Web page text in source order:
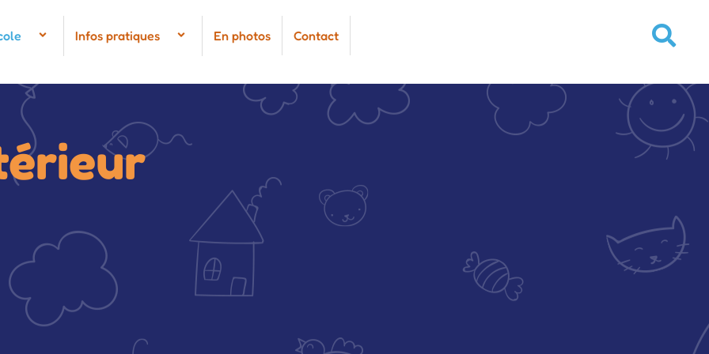
Infos pratiques En photos Contact